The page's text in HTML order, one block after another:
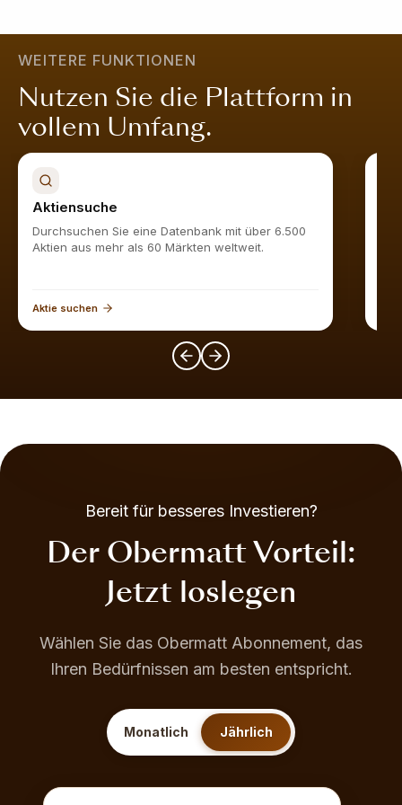
stabil und wird vom Markt geschätzt.Mehr erfahren.
WEITERE FUNKTIONEN
Nutzen Sie die Plattform in
vollem Umfang.
Aktiensuche
Durchsuchen Sie eine Datenbank mit über 6.500
Aktien aus mehr als 60 Märkten weltweit.
Aktie suchen
Bereit für besseres Investieren?
Der Obermatt Vorteil:
Jetzt loslegen
Wählen Sie das Obermatt Abonnement, das
Ihren Bedürfnissen am besten entspricht.
Monatlich Jährlich